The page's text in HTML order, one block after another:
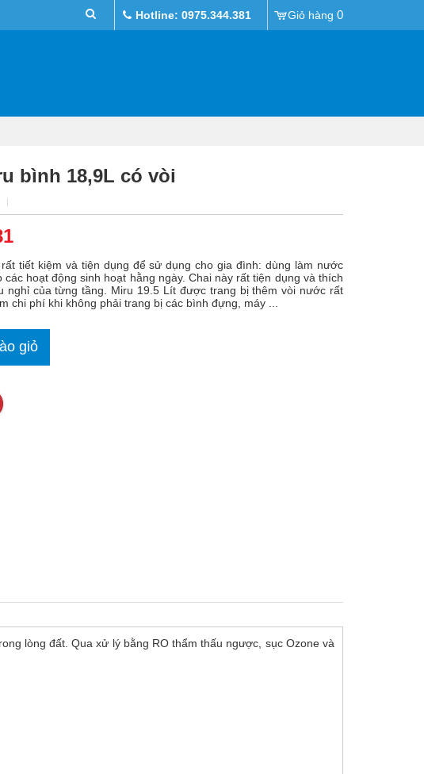
Giỏ hàng 0
Hotline: 0975.344.381
bình 18,9L có vòi
tiết kiệm và tiện dụng để sử dụng cho gia đình: dùng làm nước
hoạt động sinh hoạt hằng ngày. Chai này rất tiện dụng và thích
nghỉ của từng tầng. Miru 19.5 Lít được trang bị thêm vòi nước rất
chi phí khi không phải trang bị các bình đựng, máy ...
lòng đất. Qua xử lý bằng RO thẩm thấu ngược, sục Ozone và